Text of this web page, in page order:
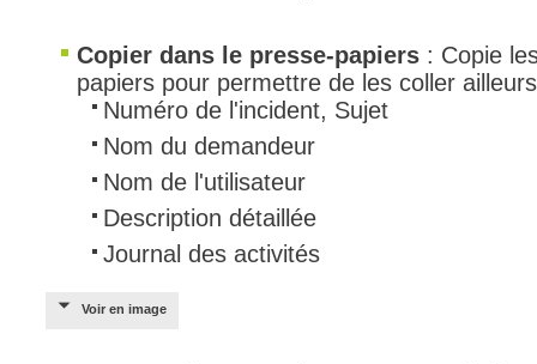
Copier dans le presse-papiers : Copie
papiers pour permettre de les coller
Numéro de l'incident, Sujet
Nom du demandeur
Nom de l'utilisateur
Description détaillée
Journal des activités
Voir en image